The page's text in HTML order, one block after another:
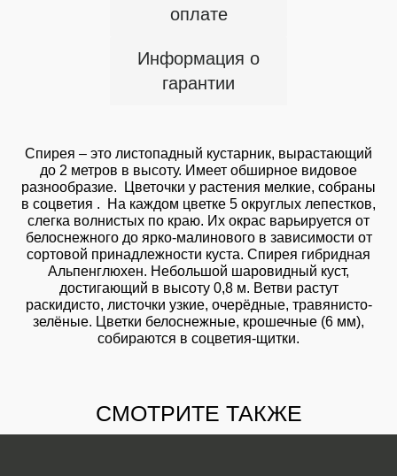
оплате
Информация о
гарантии
Спирея – это листопадный кустарник, вырастающий
до 2 метров в высоту. Имеет обширное видовое
разнообразие. Цветочки у растения мелкие, собраны
в соцветия . На каждом цветке 5 округлых лепестков,
слегка волнистых по краю. Их окрас варьируется от
белоснежного до ярко-малинового в зависимости от
сортовой принадлежности куста. Спирея гибридная
Альпенглюхен. Небольшой шаровидный куст,
достигающий в высоту 0,8 м. Ветви растут
раскидисто, листочки узкие, очерёдные, травянисто-
зелёные. Цветки белоснежные, крошечные (6 мм),
собираются в соцветия-щитки.
СМОТРИТЕ ТАКЖЕ